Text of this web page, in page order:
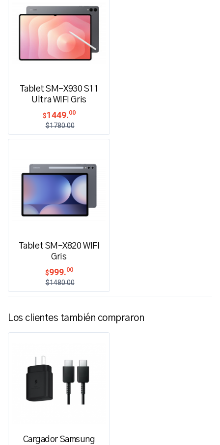
Tablet SM-X930 S11
Ultra WIFI Gris
$1449.00
$1780.00
Tablet SM-X820 WIFI
Gris
$999.00
$1480.00
Los clientes también compraron
Cargador Samsung